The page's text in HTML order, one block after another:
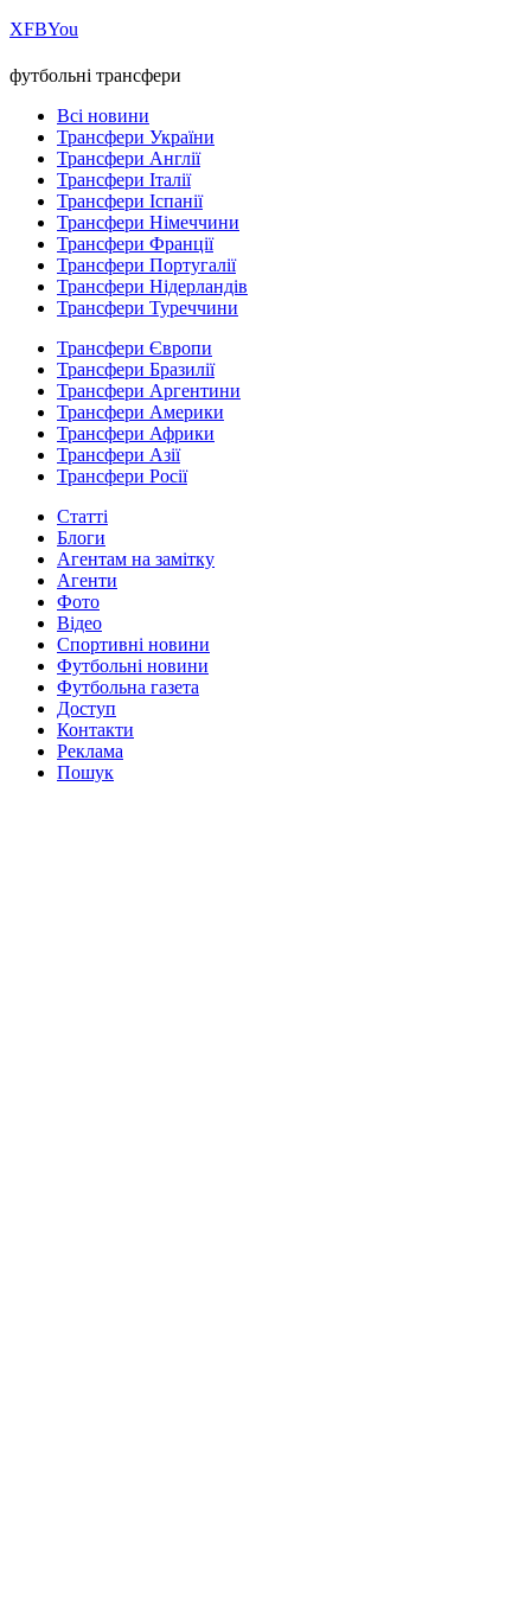
ХFBYou
футбольні трансфери
Всі новини
Трансфери України
Трансфери Англії
Трансфери Італії
Трансфери Іспанії
Трансфери Німеччини
Трансфери Франції
Трансфери Португалії
Трансфери Нідерландів
Трансфери Туреччини
Трансфери Європи
Трансфери Бразилії
Трансфери Аргентини
Трансфери Америки
Трансфери Африки
Трансфери Азії
Трансфери Росії
Статті
Блоги
Агентам на замітку
Агенти
Фото
Відео
Спортивні новини
Футбольні новини
Футбольна газета
Доступ
Контакти
Реклама
Пошук